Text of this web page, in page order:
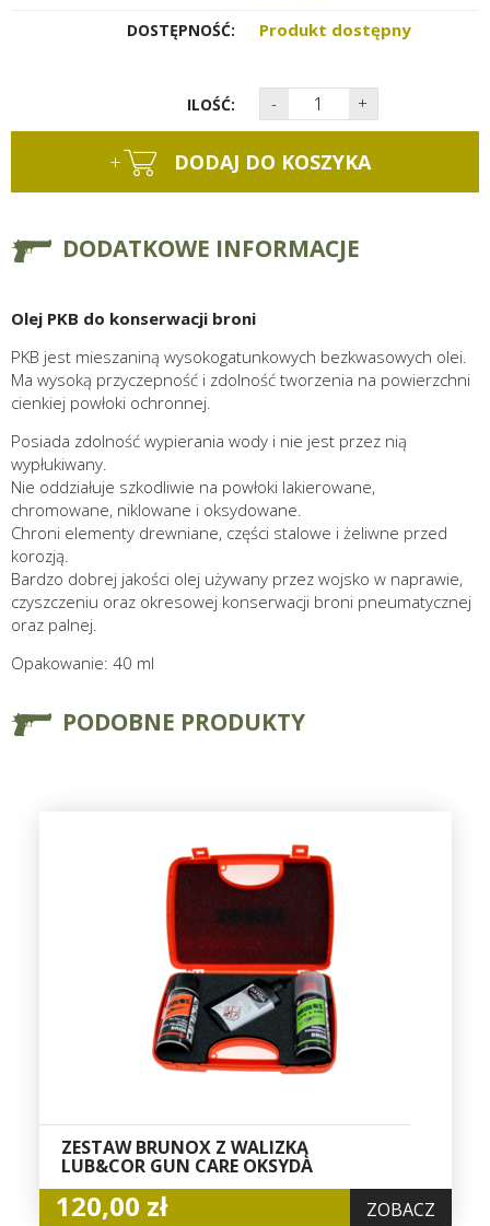
DOSTĘPNOŚĆ: Produkt dostępny
ILOŚĆ: - +
+ DODAJ DO KOSZYKA
DODATKOWE INFORMACJE
Olej PKB do konserwacji broni
PKB jest mieszaniną wysokogatunkowych bezkwasowych olei.
Ma wysoką przyczepność i zdolność tworzenia na powierzchni
cienkiej powłoki ochronnej.
Posiada zdolność wypierania wody i nie jest przez nią
wypłukiwany.
Nie oddziałuje szkodliwie na powłoki lakierowane,
chromowane, niklowane i oksydowane.
Chroni elementy drewniane, części stalowe i żeliwne przed
korozją.
Bardzo dobrej jakości olej używany przez wojsko w naprawie,
czyszczeniu oraz okresowej konserwacji broni pneumatycznej
oraz palnej.
Opakowanie: 40 ml
PODOBNE PRODUKTY
ZESTAW BRUNOX Z WALIZKĄ
LUB&COR GUN CARE OKSYDA
120,00 zł ZOBACZ